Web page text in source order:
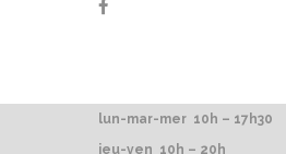
lun-mar-mer 10h – 17h30
jeu-ven 10h – 20h